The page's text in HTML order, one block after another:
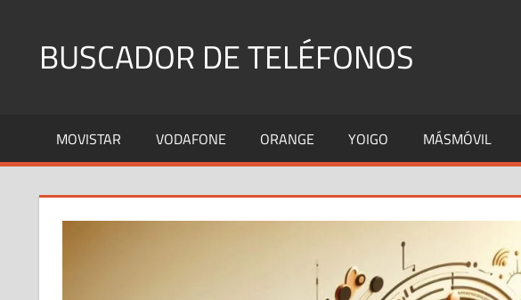
contenidoBUSCADOR DE TELÉFONOS
Fijos
y
MOVISTAR VODAFONE ORANGE YOIGO MÁSMÓVIL